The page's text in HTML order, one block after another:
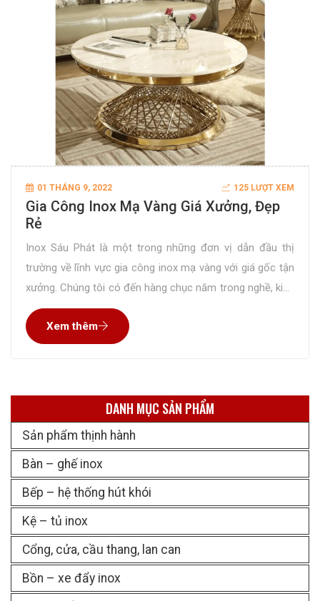
DANH MỤC SẢN PHẨM
Sản phẩm thịnh hành
Bàn – ghế inox
Bếp – hệ thống hút khói
Kệ – tủ inox
Cổng, cửa, cầu thang, lan can
Bồn – xe đẩy inox
01 THÁNG 9, 2022 125 LƯỢT XEM
Gia Công Inox Mạ Vàng Giá Xưởng, Đẹp
Rẻ
Inox Sáu Phát là một trong những đơn vị dẫn đầu thị
trường về lĩnh vực gia công inox mạ vàng với giá gốc tận
xưởng. Chúng tôi có đến hàng chục năm trong nghề, kinh
nghiệm gia công cho rất nhiều đơn hàng nên tự tin mang
đến sản phẩm đúng như mong muốn
Xem thêm